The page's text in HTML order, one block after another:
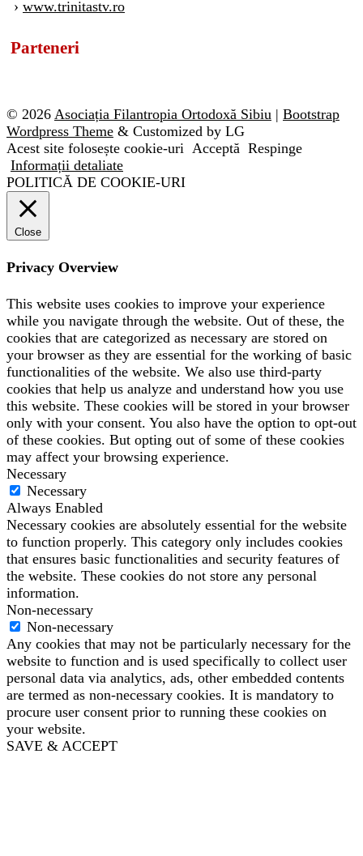
› www.trinitastv.ro
Parteneri
© 2026 Asociația Filantropia Ortodoxă Sibiu | Bootstrap
Wordpress Theme & Customized by LG
Acest site folosește cookie-uri Acceptă Respinge
Informații detaliate
POLITICĂ DE COOKIE-URI
Close
Privacy Overview
This website uses cookies to improve your experience
while you navigate through the website. Out of these, the
cookies that are categorized as necessary are stored on
your browser as they are essential for the working of basic
functionalities of the website. We also use third-party
cookies that help us analyze and understand how you use
this website. These cookies will be stored in your browser
only with your consent. You also have the option to opt-out
of these cookies. But opting out of some of these cookies
may affect your browsing experience.
Necessary
Necessary
Always Enabled
Necessary cookies are absolutely essential for the website
to function properly. This category only includes cookies
that ensures basic functionalities and security features of
the website. These cookies do not store any personal
information.
Non-necessary
Non-necessary
Any cookies that may not be particularly necessary for the
website to function and is used specifically to collect user
personal data via analytics, ads, other embedded contents
are termed as non-necessary cookies. It is mandatory to
procure user consent prior to running these cookies on
your website.
SAVE & ACCEPT